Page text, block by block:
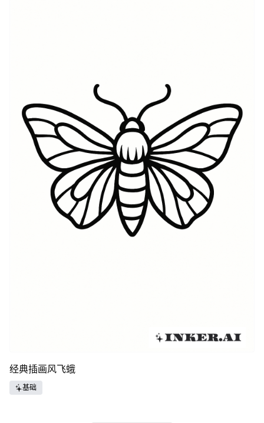
经典插画风飞蛾
基础